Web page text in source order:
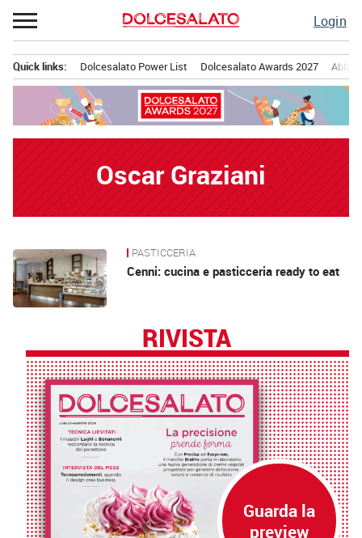
Passa
al
Login
principale
Quick links: Dolcesalato Power List Dolcesalato Awards 2027
Oscar Graziani
News PASTICCERIA
Cenni: cucina e pasticceria ready to eat
RIVISTA